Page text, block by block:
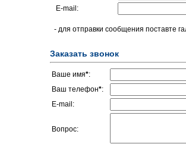
E-mail:
- для отправки сообщения поставте
Заказать звонок
Ваше имя*:
Ваш телефон*:
E-mail:
Вопрос: